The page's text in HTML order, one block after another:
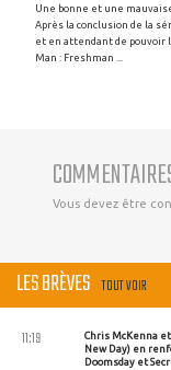
Une bonne et une
Après la conclusion de la
et en attendant de pouvoir
Man : Freshman ...
Vous devez être
LES BRÈVES TOUT VOIR
Chris McKenna
New Day) en
Doomsday et
11:19